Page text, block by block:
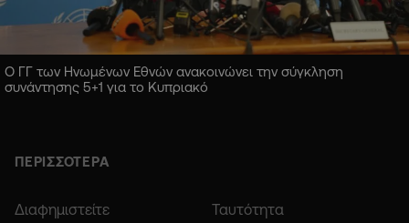
Ο ΓΓ των Ηνωμένων Εθνών ανακοινώνει την σύγκληση
συνάντησης 5+1 για το Κυπριακό
ΠΕΡΙΣΣΟΤΕΡΑ
Διαφημιστείτε Ταυτότητα